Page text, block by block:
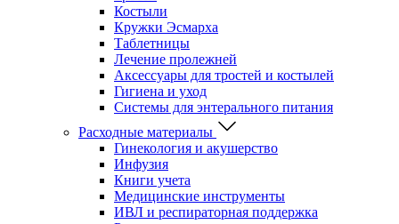
Костыли
Кружки Эсмарха
Таблетницы
Лечение пролежней
Аксессуары для тростей и костылей
Гигиена и уход
Системы для энтерального питания
Расходные материалы
Гинекология и акушерство
Инфузия
Книги учета
Медицинские инструменты
ИВЛ и респираторная поддержка